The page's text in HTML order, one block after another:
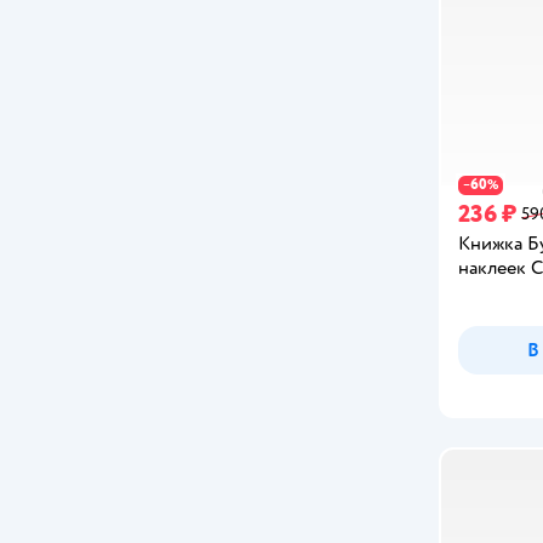
−60%
236 ₽
Книжка
наклеек
В